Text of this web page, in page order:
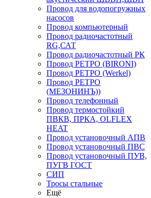
Провод для водопогружных
насосов
Провод компьютерный
Провод радиочастотный
RG,САТ
Провод радиочастотный РК
Провод РЕТРО (BIRONI)
Провод РЕТРО (Werkel)
Провод РЕТРО
(МЕЗОНИНЪ))
Провод телефонный
Провод термостойкий
ПВКВ, ПРКА, OLFLEX
HEAT
Провод установочный АПВ
Провод установочный ПВС
Провод установочный ПУВ,
ПУГВ ГОСТ
СИП
Тросы стальные
Ещё